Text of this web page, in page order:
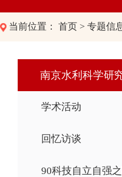
当前位置： 首页 > 专题信
南京水利科学研
学术活动
回忆访谈
90科技自立自强